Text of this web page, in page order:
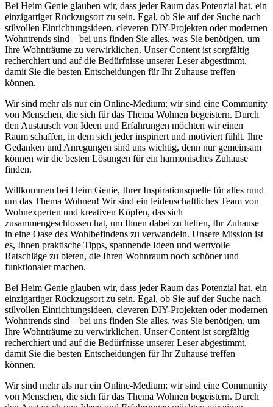
Bei Heim Genie glauben wir, dass jeder Raum das Potenzial hat, ein
einzigartiger Rückzugsort zu sein. Egal, ob Sie auf der Suche nach
stilvollen Einrichtungsideen, cleveren DIY-Projekten oder modernen
Wohntrends sind – bei uns finden Sie alles, was Sie benötigen, um
Ihre Wohnträume zu verwirklichen. Unser Content ist sorgfältig
recherchiert und auf die Bedürfnisse unserer Leser abgestimmt,
damit Sie die besten Entscheidungen für Ihr Zuhause treffen
können.
Wir sind mehr als nur ein Online-Medium; wir sind eine Community
von Menschen, die sich für das Thema Wohnen begeistern. Durch
den Austausch von Ideen und Erfahrungen möchten wir einen
Raum schaffen, in dem sich jeder inspiriert und motiviert fühlt. Ihre
Gedanken und Anregungen sind uns wichtig, denn nur gemeinsam
können wir die besten Lösungen für ein harmonisches Zuhause
finden.
Willkommen bei Heim Genie, Ihrer Inspirationsquelle für alles rund
um das Thema Wohnen! Wir sind ein leidenschaftliches Team von
Wohnexperten und kreativen Köpfen, das sich
zusammengeschlossen hat, um Ihnen dabei zu helfen, Ihr Zuhause
in eine Oase des Wohlbefindens zu verwandeln. Unsere Mission ist
es, Ihnen praktische Tipps, spannende Ideen und wertvolle
Ratschläge zu bieten, die Ihren Wohnraum noch schöner und
funktionaler machen.
Bei Heim Genie glauben wir, dass jeder Raum das Potenzial hat, ein
einzigartiger Rückzugsort zu sein. Egal, ob Sie auf der Suche nach
stilvollen Einrichtungsideen, cleveren DIY-Projekten oder modernen
Wohntrends sind – bei uns finden Sie alles, was Sie benötigen, um
Ihre Wohnträume zu verwirklichen. Unser Content ist sorgfältig
recherchiert und auf die Bedürfnisse unserer Leser abgestimmt,
damit Sie die besten Entscheidungen für Ihr Zuhause treffen
können.
Wir sind mehr als nur ein Online-Medium; wir sind eine Community
von Menschen, die sich für das Thema Wohnen begeistern. Durch